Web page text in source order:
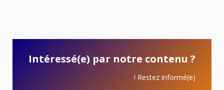
Intéressé(e) par notre contenu ?
Restez informé(e) !